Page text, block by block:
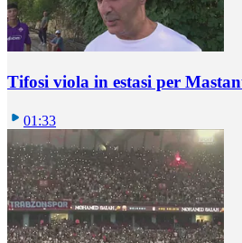
Tifosi viola in estasi per
01:33